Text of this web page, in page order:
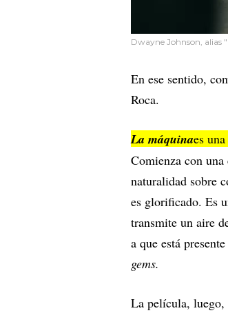
Dwayne Johnson, alias
En ese sentido,
Roca.
La máquinaes
Comienza con
naturalidad sobre
es glorificado. Es
transmite un aire
a que está
gems.
La película, luego,